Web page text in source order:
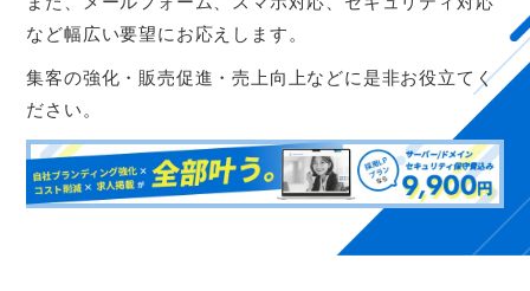
など幅広い要望にお応えします。
集客の強化・販売促進・売上向上などに是非お役立てく
ださい。